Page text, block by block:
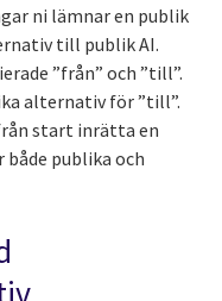
ni lämnar en publik
till publik AI.
”från” och ”till”.
alternativ för ”till”.
start inrätta en
publika och